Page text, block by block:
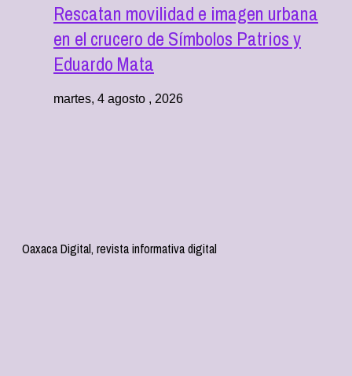
Rescatan movilidad e imagen urbana
en el crucero de Símbolos Patrios y
Eduardo Mata
martes, 4 agosto , 2026
Oaxaca Digital, revista informativa digital